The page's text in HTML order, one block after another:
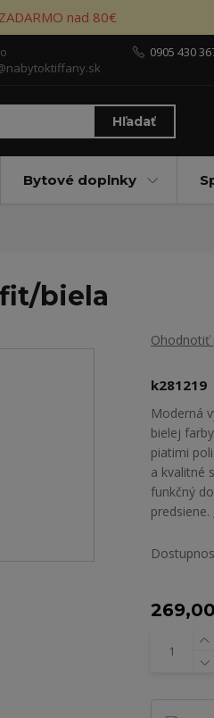
nad 80€
Hľadať
0905 430
Bytové doplnky
biela
Ohodnotiť
k281219
Moderná
bielej
piatimi
a kvalitné
funkčný
predsiene.